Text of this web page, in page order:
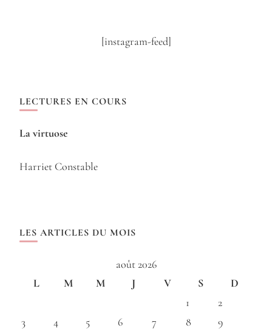
[instagram-feed]
LECTURES EN COURS
La virtuose
Harriet Constable
LES ARTICLES DU MOIS
août 2026
L
M M J V S
D
1
2
3
4 5 6 7 8
9